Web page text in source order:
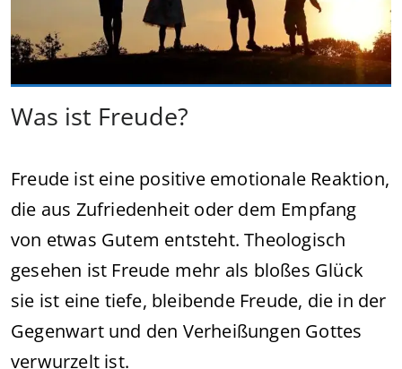
Was ist Freude?
Freude ist eine positive emotionale Reaktion,
die aus Zufriedenheit oder dem Empfang
von etwas Gutem entsteht. Theologisch
gesehen ist Freude mehr als bloßes Glück
sie ist eine tiefe, bleibende Freude, die in der
Gegenwart und den Verheißungen Gottes
verwurzelt ist.